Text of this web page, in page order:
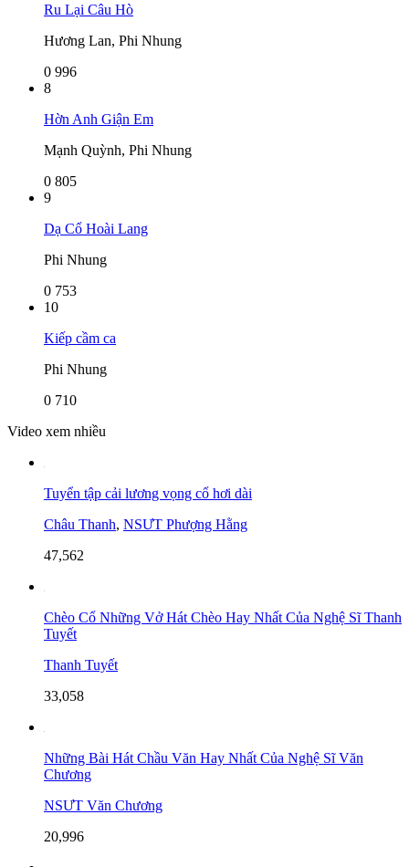
Ru Lại Câu Hò
Hương Lan, Phi Nhung
0 996
8
Hờn Anh Giận Em
Mạnh Quỳnh, Phi Nhung
0 805
9
Dạ Cổ Hoài Lang
Phi Nhung
0 753
10
Kiếp cầm ca
Phi Nhung
0 710
Video xem nhiều
Tuyển tập cải lương vọng cổ hơi dài
Châu Thanh, NSƯT Phượng Hằng
47,562
Chèo Cổ Những Vở Hát Chèo Hay Nhất Của Nghệ Sĩ Thanh
Tuyết
Thanh Tuyết
33,058
Những Bài Hát Chầu Văn Hay Nhất Của Nghệ Sĩ Văn
Chương
NSƯT Văn Chương
20,996